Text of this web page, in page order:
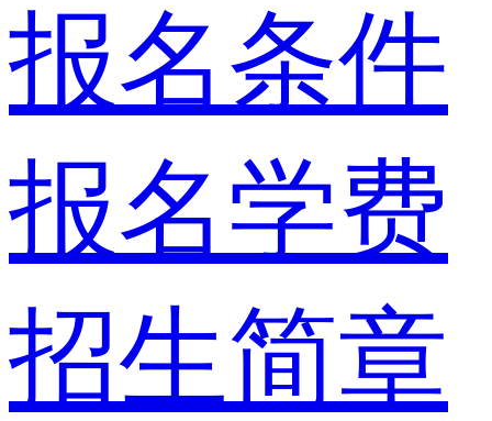
报名条件
报名学费
招生简章